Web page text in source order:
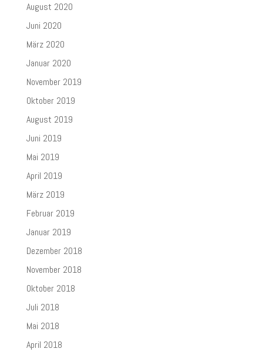
August 2020
Juni 2020
März 2020
Januar 2020
November 2019
Oktober 2019
August 2019
Juni 2019
Mai 2019
April 2019
März 2019
Februar 2019
Januar 2019
Dezember 2018
November 2018
Oktober 2018
Juli 2018
Mai 2018
April 2018